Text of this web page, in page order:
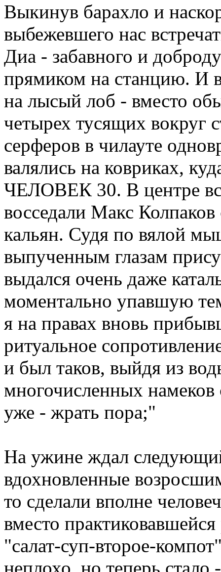
Выкинув барахло и
выбежевшего нас
Диа - забавного и
прямиком на станцию. И
на лысый лоб - вместо
четырех тусящих вокруг
серферов в чилауте
валялись на ковриках,
ЧЕЛОВЕК 30. В центре
восседали Макс
кальян. Судя по вялой
выпученным глазам
выдался очень даже
моментально упавшую
я на правах вновь
ритуальное
и был таков, выйдя из
многочисленных намеков
уже - жрать пора;"
На ужине ждал
вдохновленные
то сделали вполне
вместо
"салат-суп-второе-
неплохо, но теперь